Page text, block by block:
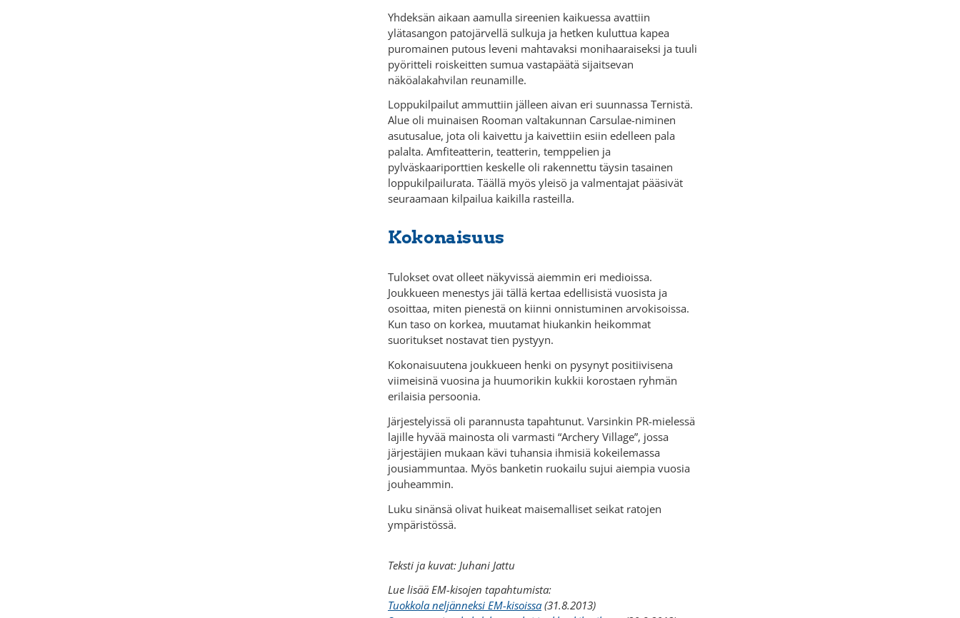
Yhdeksän aikaan aamulla sireenien kaikuessa avattiin
ylätasangon patojärvellä sulkuja ja hetken kuluttua kapea
puromainen putous leveni mahtavaksi monihaaraiseksi ja tuuli
pyöritteli roiskeitten sumua vastapäätä sijaitsevan
näköalakahvilan reunamille.
Loppukilpailut ammuttiin jälleen aivan eri suunnassa Ternistä.
Alue oli muinaisen Rooman valtakunnan Carsulae-niminen
asutusalue, jota oli kaivettu ja kaivettiin esiin edelleen pala
palalta. Amfiteatterin, teatterin, temppelien ja
pylväskaariporttien keskelle oli rakennettu täysin tasainen
loppukilpailurata. Täällä myös yleisö ja valmentajat pääsivät
seuraamaan kilpailua kaikilla rasteilla.
Kokonaisuus
Tulokset ovat olleet näkyvissä aiemmin eri medioissa.
Joukkueen menestys jäi tällä kertaa edellisistä vuosista ja
osoittaa, miten pienestä on kiinni onnistuminen arvokisoissa.
Kun taso on korkea, muutamat hiukankin heikommat
suoritukset nostavat tien pystyyn.
Kokonaisuutena joukkueen henki on pysynyt positiivisena
viimeisinä vuosina ja huumorikin kukkii korostaen ryhmän
erilaisia persoonia.
Järjestelyissä oli parannusta tapahtunut. Varsinkin PR-mielessä
lajille hyvää mainosta oli varmasti “Archery Village”, jossa
järjestäjien mukaan kävi tuhansia ihmisiä kokeilemassa
jousiammuntaa. Myös banketin ruokailu sujui aiempia vuosia
jouheammin.
Luku sinänsä olivat huikeat maisemalliset seikat ratojen
ympäristössä.
Teksti ja kuvat: Juhani Jattu
Lue lisää EM-kisojen tapahtumista:
Tuokkola neljänneksi EM-kisoissa(31.8.2013)